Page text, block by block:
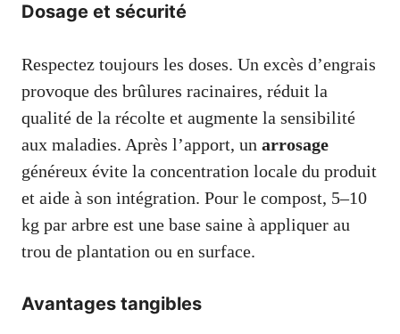
Dosage et sécurité
Respectez toujours les doses. Un excès d’engrais
provoque des brûlures racinaires, réduit la
qualité de la récolte et augmente la sensibilité
aux maladies. Après l’apport, un arrosage
généreux évite la concentration locale du produit
et aide à son intégration. Pour le compost, 5–10
kg par arbre est une base saine à appliquer au
trou de plantation ou en surface.
Avantages tangibles